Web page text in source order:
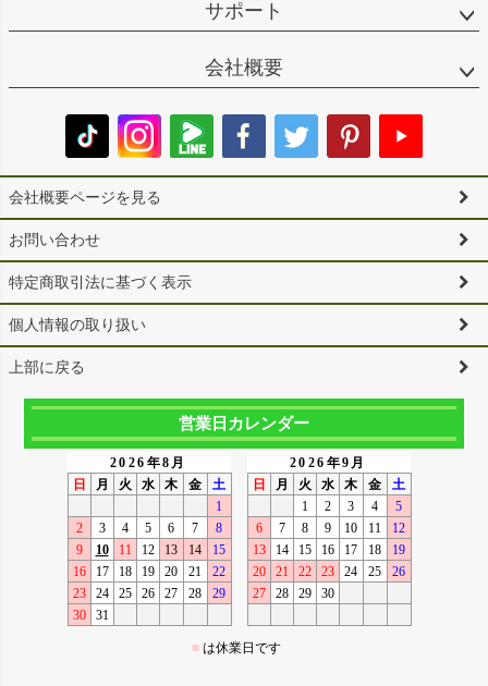
サポート
会社概要
会社概要ページを見る
お問い合わせ
特定商取引法に基づく表示
個人情報の取り扱い
上部に戻る
営業日カレンダー